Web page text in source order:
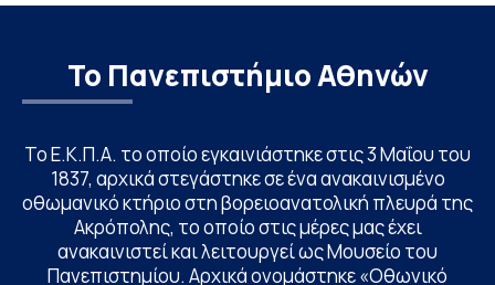
Το Πανεπιστήμιο Αθηνών
Το Ε.Κ.Π.Α. το οποίο εγκαινιάστηκε στις 3 Μαΐου του
1837, αρχικά στεγάστηκε σε ένα ανακαινισμένο
οθωμανικό κτήριο στη βορειοανατολική πλευρά της
Ακρόπολης, το οποίο στις μέρες μας έχει
ανακαινιστεί και λειτουργεί ως Μουσείο του
Πανεπιστημίου. Αρχικά ονομάστηκε «Οθωνικό